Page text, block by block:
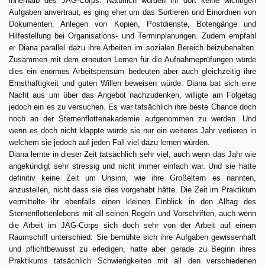
Aufgaben anvertraut, es ging eher um das Sortieren und Einordnen von
Dokumenten, Anlegen von Kopien, Postdienste, Botengänge und
Hilfestellung bei Organisations- und Terminplanungen. Zudem empfahl
er Diana parallel dazu ihre Arbeiten im sozialen Bereich beizubehalten.
Zusammen mit dem erneuten Lernen für die Aufnahmeprüfungen würde
dies ein enormes Arbeitspensum bedeuten aber auch gleichzeitig ihre
Ernsthaftigkeit und guten Willen beweisen würde. Diana bat sich eine
Nacht aus um über das Angebot nachzudenken, willigte am Folgetag
jedoch ein es zu versuchen. Es war tatsächlich ihre beste Chance doch
noch an der Sternenflottenakademie aufgenommen zu werden. Und
wenn es doch nicht klappte würde sie nur ein weiteres Jahr verlieren in
welchem sie jedoch auf jeden Fall viel dazu lernen würden.
Diana lernte in dieser Zeit tatsächlich sehr viel, auch wenn das Jahr wie
angekündigt sehr stressig und nicht immer einfach war. Und sie hatte
definitiv keine Zeit um Unsinn, wie ihre Großeltern es nannten,
anzustellen, nicht dass sie dies vorgehabt hätte. Die Zeit im Praktikum
vermittelte ihr ebenfalls einen kleinen Einblick in den Alltag des
Sternenflottenlebens mit all seinen Regeln und Vorschriften, auch wenn
die Arbeit im JAG-Corps sich doch sehr von der Arbeit auf einem
Raumschiff unterschied. Sie bemühte sich ihre Aufgaben gewissenhaft
und pflichtbewusst zu erledigen, hatte aber gerade zu Beginn ihres
Praktikums tatsächlich Schwierigkeiten mit all den verschiedenen